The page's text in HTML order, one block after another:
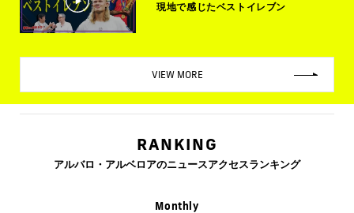
現地で感じたベストイレブン
VIEW MORE
RANKING
アルバロ・アルベロアのニュースアクセスランキング
Monthly